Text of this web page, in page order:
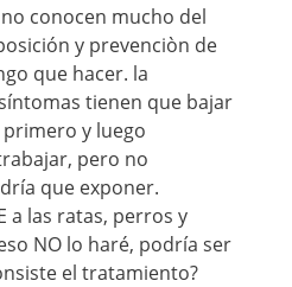
conocen mucho del
y prevenciòn de
que hacer. la
tienen que bajar
y luego
pero no
que exponer.
a las ratas, perros y
NO lo haré, podría ser
el tratamiento?